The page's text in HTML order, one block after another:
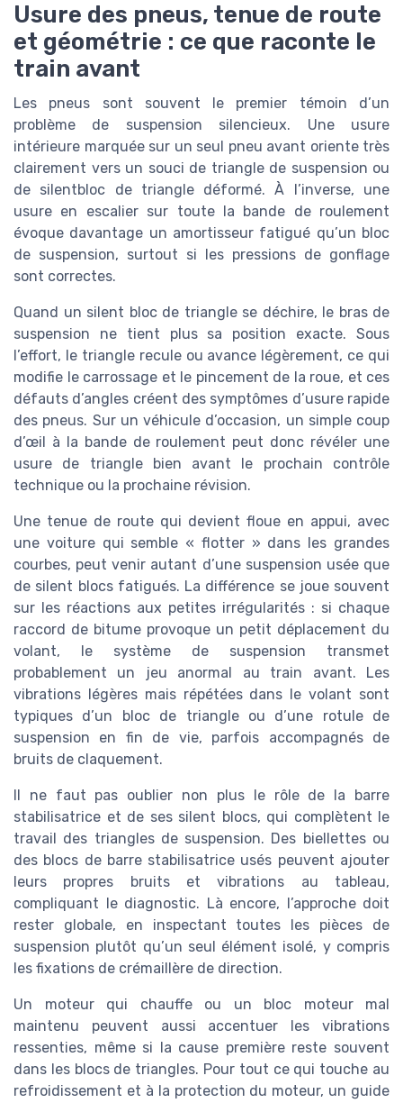
Usure des pneus, tenue de route
et géométrie : ce que raconte le
train avant
Les pneus sont souvent le premier témoin d’un
problème de suspension silencieux. Une usure
intérieure marquée sur un seul pneu avant oriente très
clairement vers un souci de triangle de suspension ou
de silentbloc de triangle déformé. À l’inverse, une
usure en escalier sur toute la bande de roulement
évoque davantage un amortisseur fatigué qu’un bloc
de suspension, surtout si les pressions de gonflage
sont correctes.
Quand un silent bloc de triangle se déchire, le bras de
suspension ne tient plus sa position exacte. Sous
l’effort, le triangle recule ou avance légèrement, ce qui
modifie le carrossage et le pincement de la roue, et ces
défauts d’angles créent des symptômes d’usure rapide
des pneus. Sur un véhicule d’occasion, un simple coup
d’œil à la bande de roulement peut donc révéler une
usure de triangle bien avant le prochain contrôle
technique ou la prochaine révision.
Une tenue de route qui devient floue en appui, avec
une voiture qui semble « flotter » dans les grandes
courbes, peut venir autant d’une suspension usée que
de silent blocs fatigués. La différence se joue souvent
sur les réactions aux petites irrégularités : si chaque
raccord de bitume provoque un petit déplacement du
volant, le système de suspension transmet
probablement un jeu anormal au train avant. Les
vibrations légères mais répétées dans le volant sont
typiques d’un bloc de triangle ou d’une rotule de
suspension en fin de vie, parfois accompagnés de
bruits de claquement.
Il ne faut pas oublier non plus le rôle de la barre
stabilisatrice et de ses silent blocs, qui complètent le
travail des triangles de suspension. Des biellettes ou
des blocs de barre stabilisatrice usés peuvent ajouter
leurs propres bruits et vibrations au tableau,
compliquant le diagnostic. Là encore, l’approche doit
rester globale, en inspectant toutes les pièces de
suspension plutôt qu’un seul élément isolé, y compris
les fixations de crémaillère de direction.
Un moteur qui chauffe ou un bloc moteur mal
maintenu peuvent aussi accentuer les vibrations
ressenties, même si la cause première reste souvent
dans les blocs de triangles. Pour tout ce qui touche au
refroidissement et à la protection du moteur, un guide